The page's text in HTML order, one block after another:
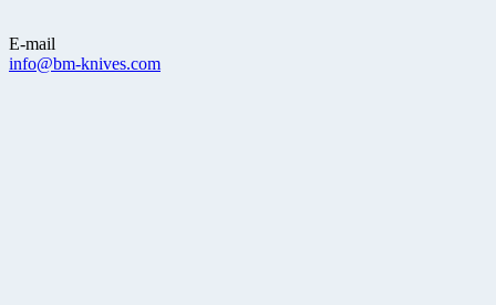
E-mail
info@bm-knives.com